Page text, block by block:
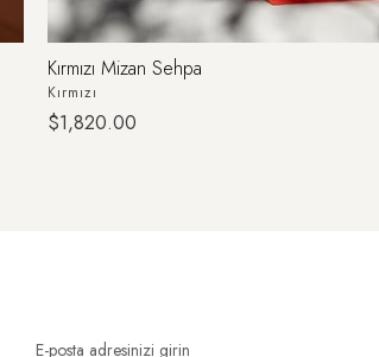
Kırmızı Mizan Sehpa
Kırmızı
$1,820.00